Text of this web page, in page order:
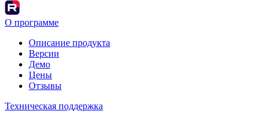
О программе
Описание продукта
Версии
Демо
Цены
Отзывы
Техническая поддержка